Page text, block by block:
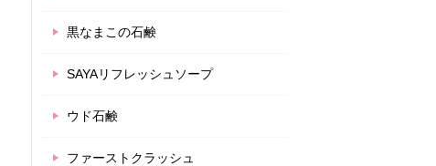
黒なまこの石鹸
SAYAリフレッシュソープ
ウド石鹸
ファーストクラッシュ